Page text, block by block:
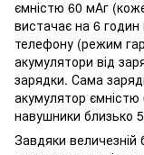
ємністю 60 мАг
вистачає на 6
телефону (режим
акумулятори від
зарядки. Сама
акумулятор
навушники близько
Завдяки величезній